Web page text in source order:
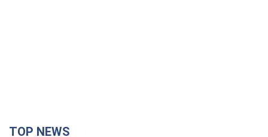
Мобільні оператори підвищили тарифи "до